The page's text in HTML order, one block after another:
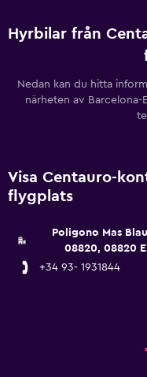
Hyrbilar från
Nedan kan du hitta
närheten av Barcelona-
Visa Centauro-
flygplats
Poligono Mas
08820, 08820
+34 93- 1931844